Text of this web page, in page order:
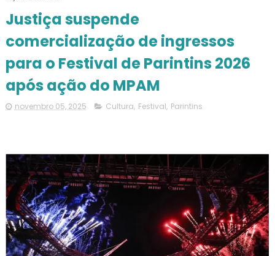
Justiça suspende
comercialização de ingressos
para o Festival de Parintins 2026
após ação do MPAM
novembro 05, 2025 Cultura, Festival, Parintins